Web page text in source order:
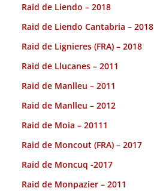
Raid de Liendo – 2018
Raid de Liendo Cantabria – 2018
Raid de Lignieres (FRA) – 2018
Raid de Llucanes – 2011
Raid de Manlleu – 2011
Raid de Manlleu – 2012
Raid de Moia – 20111
Raid de Moncout (FRA) – 2017
Raid de Moncuq -2017
Raid de Monpazier – 2011